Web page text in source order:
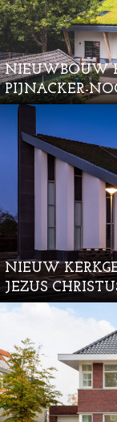
NIEUWBOUW
PIJNACKER-
NIEUW
JEZUS